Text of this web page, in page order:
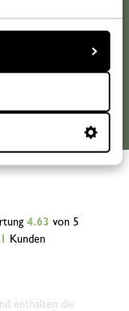
4.63 von 5
Kunden
enthalten die